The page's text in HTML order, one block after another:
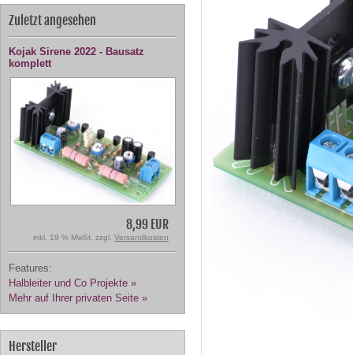
Zuletzt angesehen
Kojak Sirene 2022 - Bausatz
komplett
8,99 EUR
inkl. 19 % MwSt. zzgl. Versandkosten
Features:
Halbleiter und Co Projekte »
Mehr auf Ihrer privaten Seite »
Hersteller